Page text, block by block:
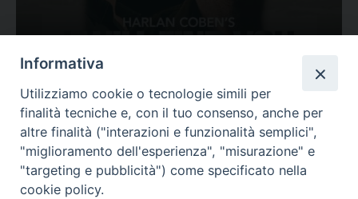
Valutazione
Complesso, Problematico
Tematica: Amore-Sentimenti, Carcere...
Informativa
Utilizziamo cookie o tecnologie simili per
finalità tecniche e, con il tuo consenso, anche per
altre finalità ("interazioni e funzionalità semplici",
"miglioramento dell'esperienza", "misurazione" e
"targeting e pubblicità") come specificato nella
cookie policy.